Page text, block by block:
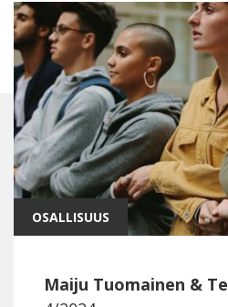
OSALLISUUS
Maiju Tuomainen &